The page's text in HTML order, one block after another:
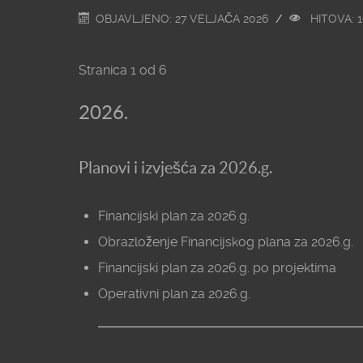
OBJAVLJENO: 27 VELJAČA 2026 HITOVA:
Stranica 1 od 6
2026.
Planovi i izvješća za 2026.g.
Financijski plan za 2026.g.
Obrazloženje Financijskog plana za 2026.g.
Financijski plan za 2026.g. po projektima
Operativni plan za 2026.g.